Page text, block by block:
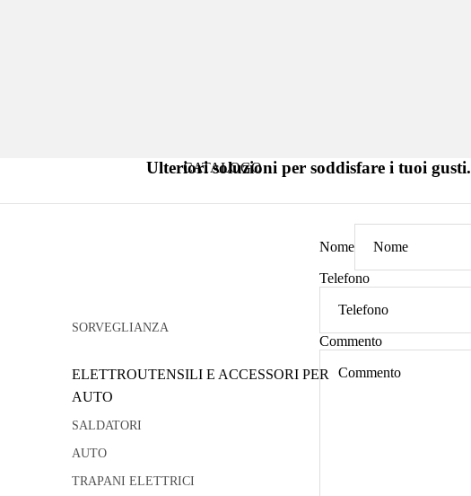
CATALOGO
SORVEGLIANZA
ELETTROUTENSILI E ACCESSORI PER
AUTO
SALDATORI
AUTO
TRAPANI ELETTRICI
Ulteriori soluzioni per soddisfare i tuoi gusti.
Nome
Telefono
Commento